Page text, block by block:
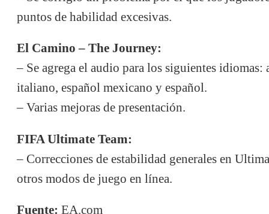
puntos de habilidad excesivas.
El Camino – The Journey:
– Se agrega el audio para los siguientes idiomas:
italiano, español mexicano y español.
– Varias mejoras de presentación.
FIFA Ultimate Team:
– Correcciones de estabilidad generales en
otros modos de juego en línea.
Fuente: EA.com